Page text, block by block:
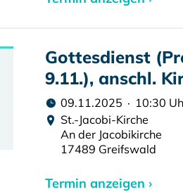
Gottesdienst
9.11.), anschl.
09.11.2025 · 10:30
St.-Jacobi-Kirche
An der Jacobikirche
17489 Greifswald
Termin anzeigen ›